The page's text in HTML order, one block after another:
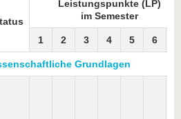
Leistungspunkte (LP)
im Semester
1 2 3 4 5 6
Grundlagen